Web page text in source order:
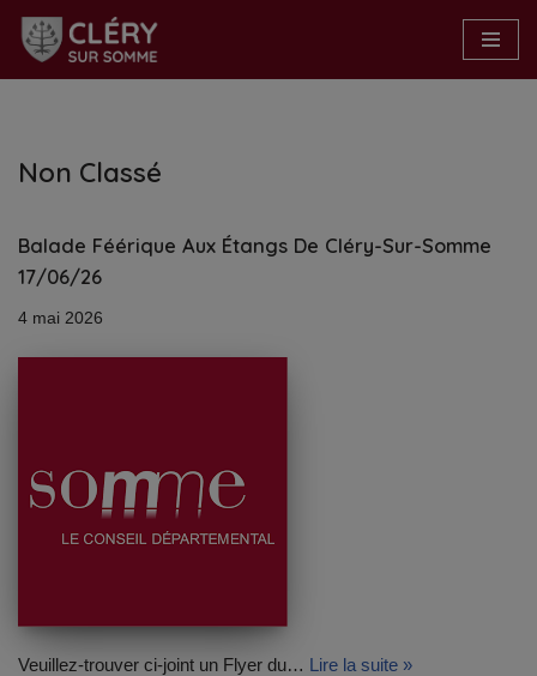
Aller
Non Classé
Balade Féérique Aux Étangs De Cléry-Sur-Somme
17/06/26
4 mai 2026
Veuillez-trouver ci-joint un Flyer du… Lire la suite »